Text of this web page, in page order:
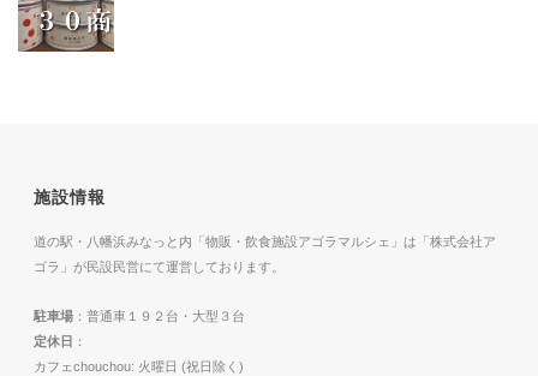
施設情報
道の駅・八幡浜みなっと内「物販・飲食施設アゴラマルシェ」は「株式会社ア
ゴラ」が民設民営にて運営しております。
駐車場 ：普通車１９２台・大型３台
定休日 ：
カフェchouchou: 火曜日 (祝日除く)